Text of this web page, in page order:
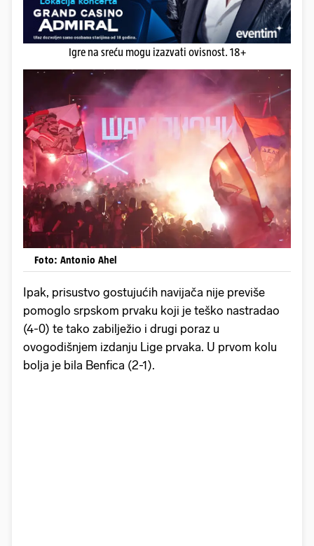
Igre na sreću mogu izazvati ovisnost. 18+
Foto: Antonio Ahel
Ipak, prisustvo gostujućih navijača nije previše
pomoglo srpskom prvaku koji je teško nastradao
(4-0) te tako zabilježio i drugi poraz u
ovogodišnjem izdanju Lige prvaka. U prvom kolu
bolja je bila Benfica (2-1).